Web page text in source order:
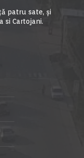
patru sate, și
si Cartojani.